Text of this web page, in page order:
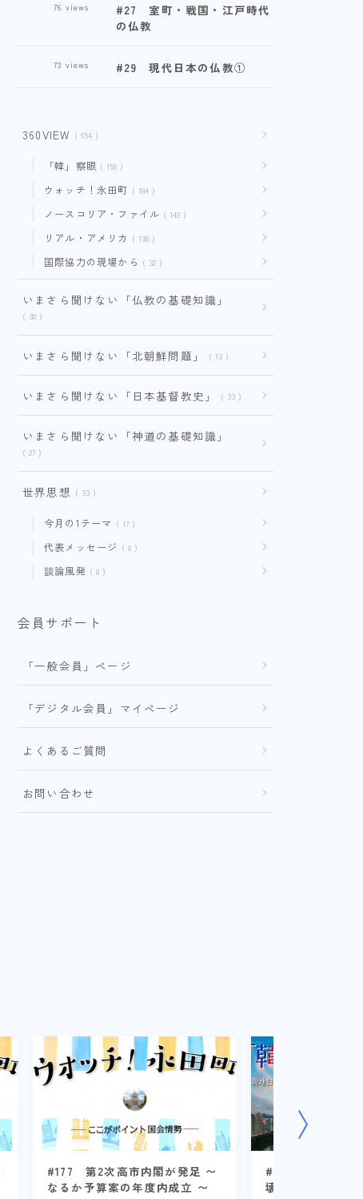
#27 室町・戦国・江戸時代
の仏教
76 views
#29 現代日本の仏教①
73 views
360VIEW 654
「韓」察眼 158
ウォッチ！永田町 184
ノースコリア・ファイル 142
リアル・アメリカ 138
国際協力の現場から 32
いまさら聞けない「仏教の基礎知識」
30
いまさら聞けない「北朝鮮問題」 13
いまさら聞けない「日本基督教史」 33
いまさら聞けない「神道の基礎知識」
27
世界思想 33
今月の1テーマ 17
代表メッセージ 8
談論風発 8
会員サポート
「一般会員」ページ
「デジタル会員」マイページ
よくあるご質問
お問い合わせ
#177 第2次高市内閣が発足 〜
なるか予算案の年度内成立 〜
#101 高層マン
壊事故 韓国社